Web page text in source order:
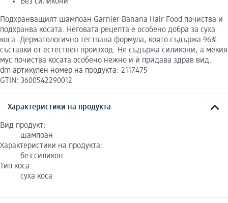
Подхранващият шампоан Garnier Banana Hair Food почиства и
подхранва косата. Неговата рецепта е особено добра за суха
коса. Дерматологично тествана формула, която съдържа 96%
съставки от естествен произход. Не съдържа силикони, а мекия
мус почиства косата особено нежно и ѝ придава здрав вид.
dm артикулен номер на продукта: 2117475
GTIN: 3600542290012
Характеристики на продукта
Вид продукт:
шампоан
Характеристики на продукта:
без силикон
Тип коса:
суха коса